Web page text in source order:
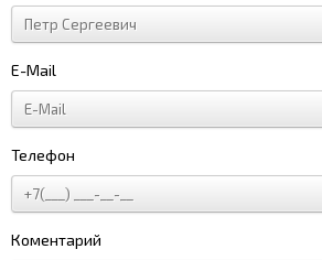
E-Mail
Телефон
Коментарий